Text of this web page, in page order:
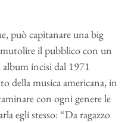
può capitanare una big
il pubblico con un
incisi dal 1971
della musica americana, in
con ogni genere le
egli stesso: “Da ragazzo